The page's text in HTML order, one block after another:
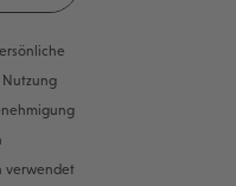
verwendet